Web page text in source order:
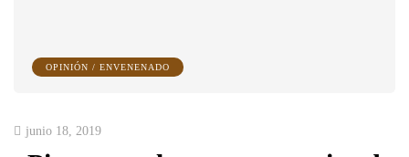
OPINIÓN / ENVENENADO
junio 18, 2019